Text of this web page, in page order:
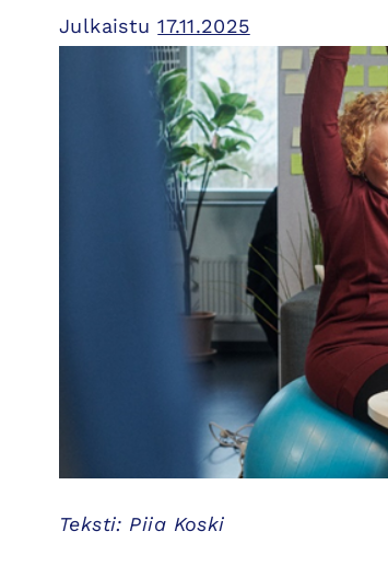
Julkaistu17.11.2025
Teksti: Piia Koski